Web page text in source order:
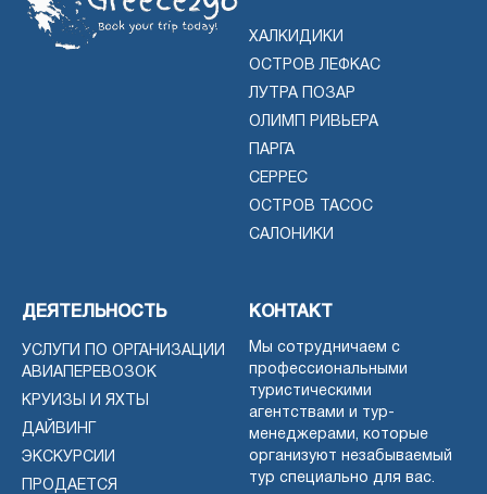
ХАЛКИДИКИ
ОСТРОВ ЛЕФКАС
ЛУТРА ПОЗАР
ОЛИМП РИВЬЕРА
ПАРГА
СЕРРЕС
ОСТРОВ ТАСОС
САЛОНИКИ
ДЕЯТЕЛЬНОСТЬ
УСЛУГИ ПО ОРГАНИЗАЦИИ
АВИАПЕРЕВОЗОК
КРУИЗЫ И ЯХТЫ
ДАЙВИНГ
ЭКСКУРСИИ
ПРОДАЕТСЯ
КОНТАКТ
Мы сотрудничаем с
профессиональными
туристическими
агентствами и тур-
менеджерами, которые
организуют незабываемый
тур специально для вас.